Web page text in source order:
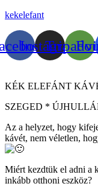
kekelefant
Instagram
KÉK ELEFÁNT
SZEGED *
Az a helyzet, hogy
kávét, nem véletlen,
Miért kezdtük el adni a
inkább otthoni eszköz?